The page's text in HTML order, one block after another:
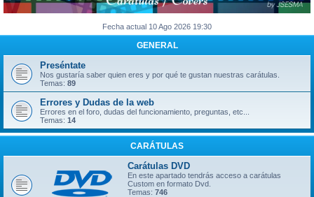
Fecha actual 10 Ago 2026 19:30
GENERAL
Preséntate
Nos gustaría saber quien eres y por qué te gustan nuestras carátulas.
Temas: 89
Errores y Dudas de la web
Errores en el foro, dudas del funcionamiento, preguntas, etc...
Temas: 14
CARÁTULAS
Carátulas DVD
En este apartado tendrás acceso a carátulas
Custom en formato Dvd.
Temas: 746